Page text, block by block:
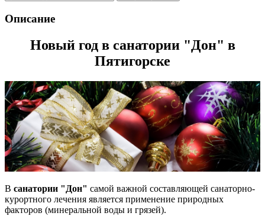
Описание
Новый год в санатории "Дон" в
Пятигорске
В санатории "Дон" самой важной составляющей санаторно-
курортного лечения является применение природных
факторов (минеральной воды и грязей).